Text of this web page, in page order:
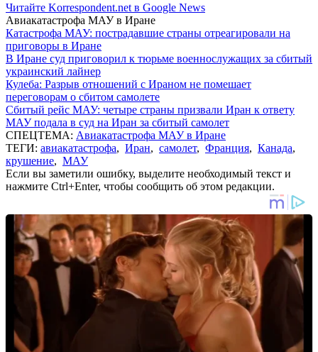
Читайте Korrespondent.net в Google News
Авиакатастрофа МАУ в Иране
Катастрофа МАУ: пострадавшие страны отреагировали на
приговоры в Иране
В Иране суд приговорил к тюрьме военнослужащих за сбитый
украинский лайнер
Кулеба: Разрыв отношений с Ираном не помешает
переговорам о сбитом самолете
Сбитый рейс МАУ: четыре страны призвали Иран к ответу
МАУ подала в суд на Иран за сбитый самолет
СПЕЦТЕМА: Авиакатастрофа МАУ в Иране
ТЕГИ: авиакатастрофа, Иран, самолет, Франция, Канада,
крушение, МАУ
Если вы заметили ошибку, выделите необходимый текст и
нажмите Ctrl+Enter, чтобы сообщить об этом редакции.